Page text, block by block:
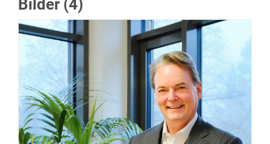
Bilder (4)